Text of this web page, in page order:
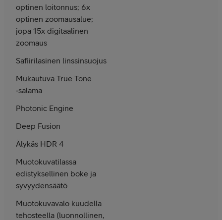
optinen loitonnus; 6x
optinen zoomausalue;
jopa 15x digitaalinen
zoomaus
Safiirilasinen linssinsuojus
Mukautuva True Tone
‑salama
Photonic Engine
Deep Fusion
Älykäs HDR 4
Muotokuvatilassa
edistyksellinen boke ja
syvyydensäätö
Muotokuvavalo kuudella
tehosteella (luonnollinen,